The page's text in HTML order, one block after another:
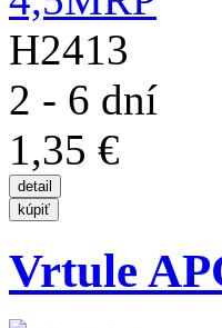
H2413
2 - 6 dní
1,35 €
Vrtule